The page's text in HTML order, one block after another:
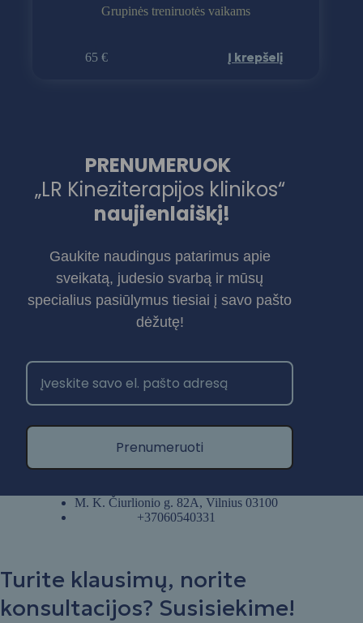
Grupinės treniruotės vaikams
65 € Į krepšelį
PRENUMERUOK
„LR Kineziterapijos klinikos“
naujienlaiškį!
Gaukite naudingus patarimus apie
sveikatą, judesio svarbą ir mūsų
specialius pasiūlymus tiesiai į savo pašto
dėžutę!
Prenumeruoti
M. K. Čiurlionio g. 82A, Vilnius 03100
+37060540331
Turite klausimų, norite
konsultacijos? Susisiekime!